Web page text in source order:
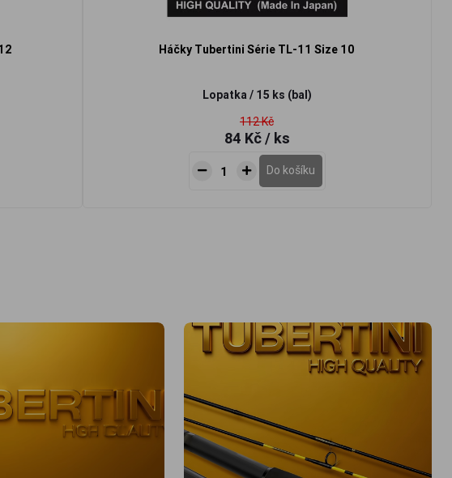
Háčky Tubertini Série TL-11 Size 10
Lopatka / 15 ks (bal)
112 Kč
84 Kč/ ks
Do košíku